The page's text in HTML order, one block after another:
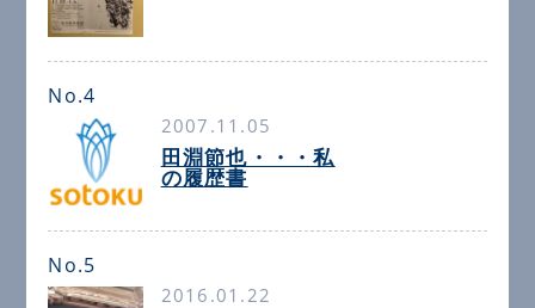
No.4
2007.11.05
田淵節也・・・私
の履歴書
No.5
2016.01.22